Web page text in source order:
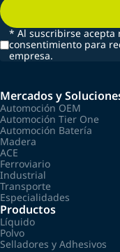
* Al suscribirse
consentimiento para
empresa.
Mercados y
Automoción OEM
Automoción Tier One
Automoción Batería
Madera
ACE
Ferroviario
Industrial
Transporte
Especialidades
Productos
Líquido
Polvo
Selladores y Adhesivos